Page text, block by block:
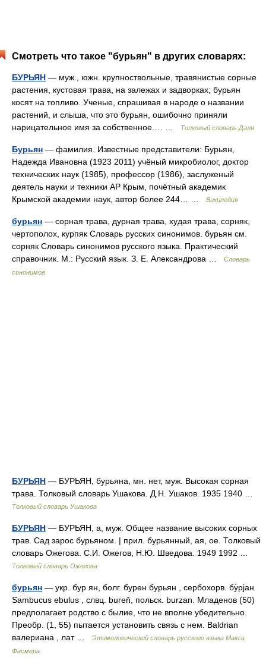
Смотреть что такое "бурьян" в других словарях:
БУРЬЯН — муж., южн. крупноствольные, травянистые сорные
растения, кустовая трава, на залежах и задворках; бурьян
косят на топливо. Ученые, спрашивая в народе о названии
растений, и слыша, что это бурьян, ошибочно приняли
нарицательное имя за собственное.… …
Толковый словарь Даля
Бурьян — фамилия. Известные представители: Бурьян,
Надежда Ивановна (1923 2011) учёный микробиолог, доктор
технических наук (1985), профессор (1986), заслуженый
деятель науки и техники АР Крым, почётный академик
Крымской академии наук, автор более 244… …
Википедия
бурьян — сорная трава, дурная трава, худая трава, сорняк,
чертополох, курпяк Словарь русских синонимов. бурьян см.
сорняк Словарь синонимов русского языка. Практический
справочник. М.: Русский язык. З. Е. Александрова …
Словарь
синонимов
БУРЬЯН — БУРЬЯН, бурьяна, мн. нет, муж. Высокая сорная
трава. Толковый словарь Ушакова. Д.Н. Ушаков. 1935 1940 …
Толковый словарь Ушакова
БУРЬЯН — БУРЬЯН, а, муж. Общее название высоких сорных
трав. Сад зарос бурьяном. | прил. бурьянный, ая, ое. Толковый
словарь Ожегова. С.И. Ожегов, Н.Ю. Шведова. 1949 1992 …
Толковый словарь Ожегова
бурьян — укр. бур ян, болг. бурен бурьян , сербохорв. бу̀рjан
Sambucus ebulus , слвц. bureň, польск. burzan. Младенов (50)
предполагает родство с былие, что не вполне убедительно.
Преобр. (1, 55) пытается установить связь с нем. Baldrian
валериана , лат …
Этимологический словарь русского языка Макса
Фасмера